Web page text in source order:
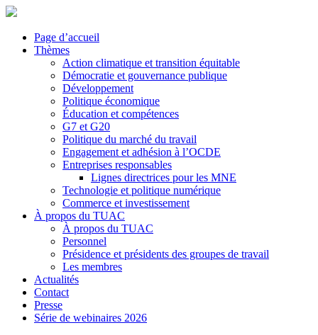
Page d’accueil
Thèmes
Action climatique et transition équitable
Démocratie et gouvernance publique
Développement
Politique économique
Éducation et compétences
G7 et G20
Politique du marché du travail
Engagement et adhésion à l’OCDE
Entreprises responsables
Lignes directrices pour les MNE
Technologie et politique numérique
Commerce et investissement
À propos du TUAC
À propos du TUAC
Personnel
Présidence et présidents des groupes de travail
Les membres
Actualités
Contact
Presse
Série de webinaires 2026